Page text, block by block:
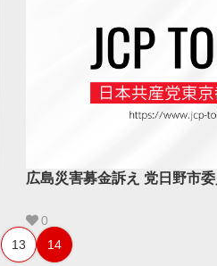
広島災害募金訴え 党日野市
0
13 14